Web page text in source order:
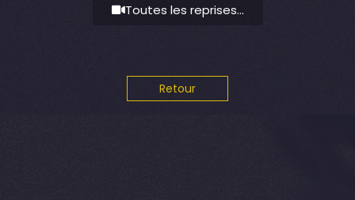
Toutes les reprises...
Retour